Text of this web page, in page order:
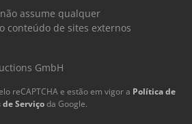
assume qualquer
conteúdo de sites externos
GmbH
reCAPTCHA e estão em vigor a Política de
de Serviçoda Google.